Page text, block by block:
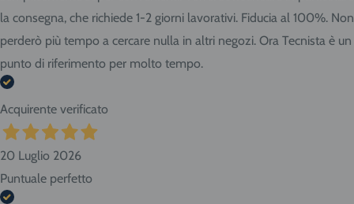
la consegna, che richiede 1-2 giorni lavorativi. Fiducia al 100%. Non
perderò più tempo a cercare nulla in altri negozi. Ora Tecnista è un
punto di riferimento per molto tempo.
Acquirente verificato
20 Luglio 2026
Puntuale perfetto